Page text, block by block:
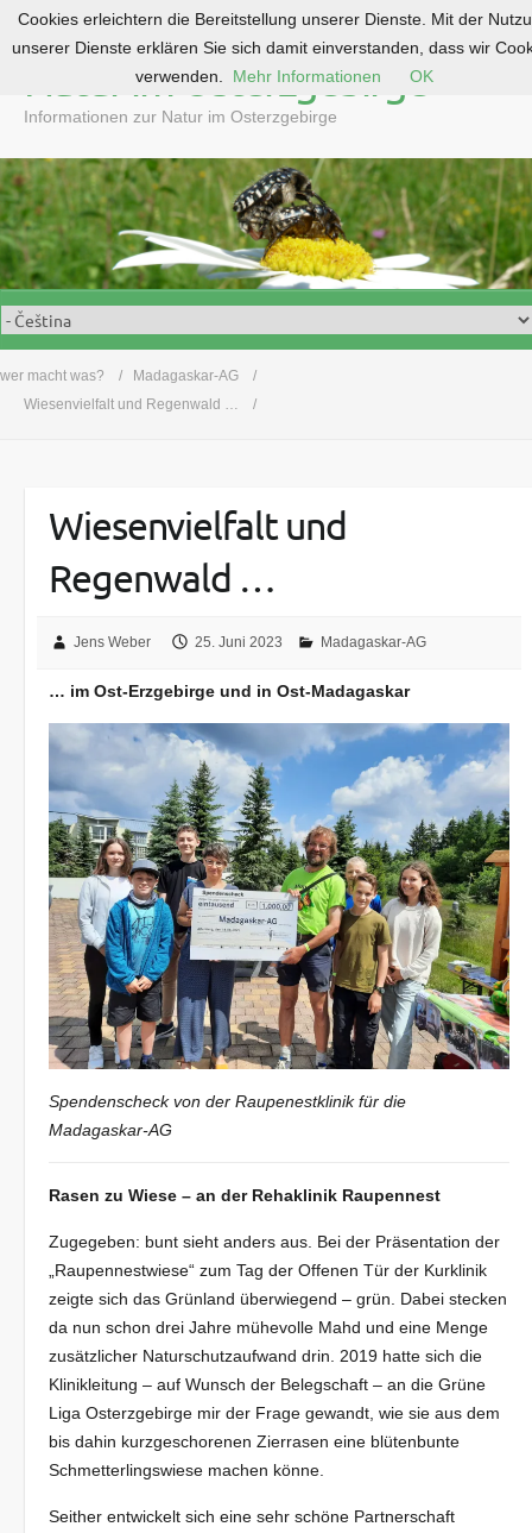
o
c
o
n
e
n
Natur im Osterzgebirge
Informationen zur Natur im Osterzgebirge
wer macht was?
Madagaskar-AG
Wiesenvielfalt und Regenwald …
Wiesenvielfalt und
Regenwald …
Jens Weber 25. Juni 2023 Madagaskar-AG
… im Ost-Erzgebirge und in Ost-Madagaskar
Spendenscheck von der Raupenestklinik für die
Madagaskar-AG
Rasen zu Wiese – an der Rehaklinik Raupennest
Zugegeben: bunt sieht anders aus. Bei der Präsentation der
„Raupennestwiese“ zum Tag der Offenen Tür der Kurklinik
zeigte sich das Grünland überwiegend – grün. Dabei stecken
da nun schon drei Jahre mühevolle Mahd und eine Menge
zusätzlicher Naturschutzaufwand drin. 2019 hatte sich die
Klinikleitung – auf Wunsch der Belegschaft – an die Grüne
Liga Osterzgebirge mir der Frage gewandt, wie sie aus dem
bis dahin kurzgeschorenen Zierrasen eine blütenbunte
Schmetterlingswiese machen könne.
Seither entwickelt sich eine sehr schöne Partnerschaft
Cookies erleichtern die Bereitstellung unserer Dienste. Mit der
unserer Dienste erklären Sie sich damit einverstanden, dass wir
verwenden.
Mehr Informationen OK